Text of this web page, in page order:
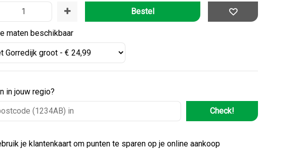
maten beschikbaar
in jouw regio?
Check!
je klantenkaart om punten te sparen op je online aankoop